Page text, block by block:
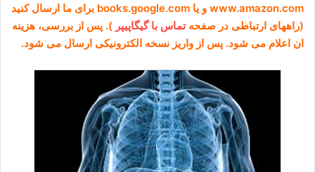
www.amazon.com و یا books.google.com برای ما ارسال کنید
(راههای ارتباطی در صفحهتماس با گیگاپیپر ). پس از بررسی، هزینه
ان اعلام می شود. پس از واریز نسخه الکترونیکی ارسال می شود.